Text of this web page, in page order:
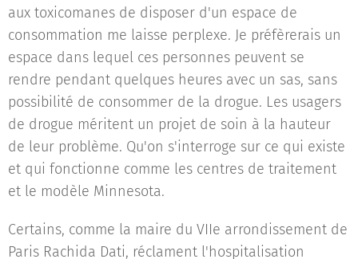
aux toxicomanes de disposer d'un espace de
consommation me laisse perplexe. Je préfèrerais un
espace dans lequel ces personnes peuvent se
rendre pendant quelques heures avec un sas, sans
possibilité de consommer de la drogue. Les usagers
de drogue méritent un projet de soin à la hauteur
de leur problème. Qu'on s'interroge sur ce qui existe
et qui fonctionne comme les centres de traitement
et le modèle Minnesota.
Certains, comme la maire du VIIe arrondissement de
Paris Rachida Dati, réclament l'hospitalisation